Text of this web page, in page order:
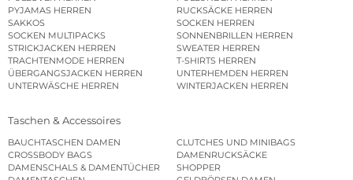
PYJAMAS HERREN
RUCKSÄCKE HERREN
SAKKOS
SOCKEN HERREN
SOCKEN MULTIPACKS
SONNENBRILLEN HERREN
STRICKJACKEN HERREN
SWEATER HERREN
TRACHTENMODE HERREN
T-SHIRTS HERREN
ÜBERGANGSJACKEN HERREN
UNTERHEMDEN HERREN
UNTERWÄSCHE HERREN
WINTERJACKEN HERREN
Taschen & Accessoires
BAUCHTASCHEN DAMEN
CLUTCHES UND MINIBAGS
CROSSBODY BAGS
DAMENRUCKSÄCKE
DAMENSCHALS & DAMENTÜCHER
SHOPPER